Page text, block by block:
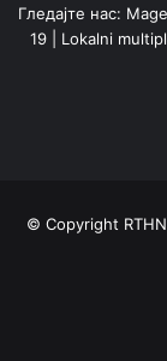
Гледајте нас:
19 | Lokalni
© Copyright